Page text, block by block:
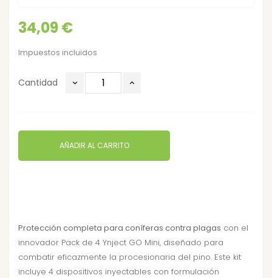
34,09 €
Impuestos incluidos
Cantidad
AÑADIR AL CARRITO
Protección completa para coníferas contra plagas con el
innovador Pack de 4 Ynject GO Mini, diseñado para
combatir eficazmente la procesionaria del pino. Este kit
incluye 4 dispositivos inyectables con formulación